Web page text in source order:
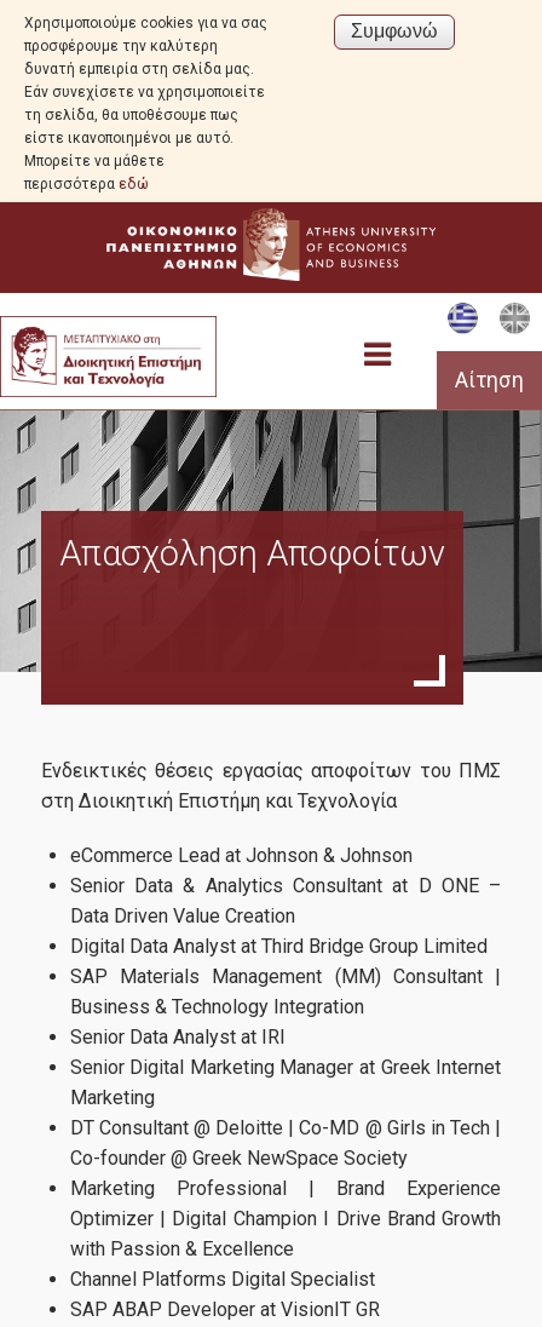
Χρησιμοποιούμε cookies για να σας
προσφέρουμε την καλύτερη
δυνατή εμπειρία στη σελίδα μας.
Εάν συνεχίσετε να χρησιμοποιείτε
τη σελίδα, θα υποθέσουμε πως
είστε ικανοποιημένοι με αυτό.
Μπορείτε να μάθετε
περισσότερα εδώ
Αίτηση
Προεπισκόπηση
Σκοπός
Οδηγός Εκπόνησης Διπλωματικής Εργασίας
Ανθρώπινο Δυναμικό
Διδάσκοντες
Εξωτερική Συμβουλευτική Επιτροπή
Συντονιστική Επιτροπή
Δίδακτρα & Υποτροφίες
Υποψήφιοι
Διαδικασία Αιτήσεων
Απασχόληση Αποφοίτων
Ενδεικτικές θέσεις εργασίας αποφοίτων του ΠΜΣ
στη Διοικητική Επιστήμη και Τεχνολογία
eCommerce Lead at Johnson & Johnson
Senior Data & Analytics Consultant at D ONE –
Data Driven Value Creation
Digital Data Analyst at Third Bridge Group Limited
SAP Materials Management (MM) Consultant |
Business & Technology Integration
Senior Data Analyst at IRI
Senior Digital Marketing Manager at Greek Internet
Marketing
DT Consultant @ Deloitte | Co-MD @ Girls in Tech |
Co-founder @ Greek NewSpace Society
Marketing Professional | Brand Experience
Optimizer | Digital Champion I Drive Brand Growth
with Passion & Excellence
Channel Platforms Digital Specialist
SAP ABAP Developer at VisionIT GR